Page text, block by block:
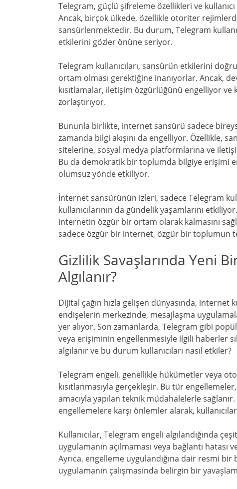
Telegram, güçlü şifreleme özellikleri ve
Ancak, birçok ülkede, özellikle otoriter
sansürlenmektedir. Bu durum, Telegram
etkilerini gözler önüne seriyor.
Telegram kullanıcıları, sansürün etkilerini
ortam olması gerektiğine inanıyorlar. Ancak,
kısıtlamalar, iletişim özgürlüğünü engelliyor
zorlaştırıyor.
Bununla birlikte, internet sansürü sadece
zamanda bilgi akışını da engelliyor. Özellikle,
sitelerine, sosyal medya platformlarına ve
Bu da demokratik bir toplumda bilgiye erişimi
olumsuz yönde etkiliyor.
İnternet sansürünün izleri, sadece Telegram
kullanıcılarının da gündelik yaşamlarını
internetin özgür bir ortam olarak kalmasını
sadece özgür bir internet, özgür bir toplumun
Gizlilik Savaşlarında Yeni
Algılanır?
Dijital çağın hızla gelişen dünyasında, internet
endişelerin merkezinde, mesajlaşma
yer alıyor. Son zamanlarda, Telegram gibi
veya erişiminin engellenmesiyle ilgili haberler
algılanır ve bu durum kullanıcıları nasıl etkiler?
Telegram engeli, genellikle hükümetler veya
kısıtlanmasıyla gerçekleşir. Bu tür
amacıyla yapılan teknik müdahalelerle
engellemelere karşı önlemler alarak,
Kullanıcılar, Telegram engeli algılandığında
uygulamanın açılmaması veya bağlantı
Ayrıca, engelleme uygulandığına dair resmi
uygulamanın çalışmasında belirgin bir